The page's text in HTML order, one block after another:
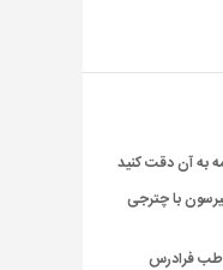
به آن دقت کنید
با چترجی
فرادرس